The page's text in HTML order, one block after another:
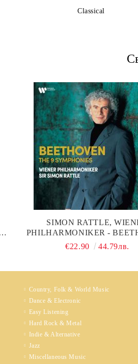
Classical
SIMON RATTLE,
PHILHARMONIKER -
COMPLETE SYMPHONIES
€22.90 44.79лв.
Country, Folk & World Music
Dance & Electronic
Easy Listening
Hard Rock & Metal
Indie & Alternative
Jazz
Miscellaneous Music